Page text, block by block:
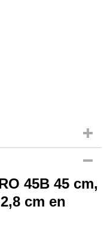
45B 45 cm,
cm en